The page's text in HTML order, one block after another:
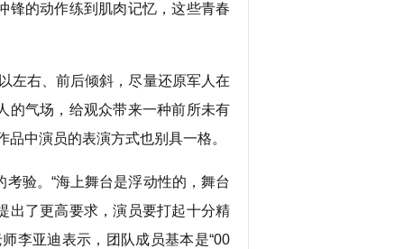
锋的动作练到肌肉记忆，这些青春
右、前后倾斜，尽量还原军人在
的气场，给观众带来一种前所未有
中演员的表演方式也别具一格。
验。“海上舞台是浮动性的，舞台
出了更高要求，演员要打起十分精
李亚迪表示，团队成员基本是“00